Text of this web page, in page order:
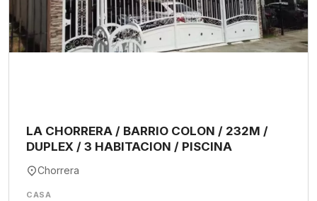
LA CHORRERA / BARRIO COLON / 232M /
DUPLEX / 3 HABITACION / PISCINA
Chorrera
CASA